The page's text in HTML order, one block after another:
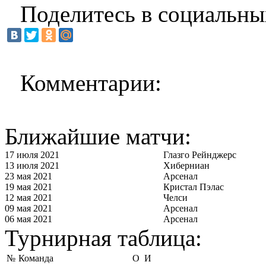
Поделитесь в
Комментарии:
Ближайшие матчи:
17 июля 2021
Глазго Рейнджерс
13 июля 2021
Хиберниан
23 мая 2021
Арсенал
19 мая 2021
Кристал Пэлас
12 мая 2021
Челси
09 мая 2021
Арсенал
06 мая 2021
Арсенал
Турнирная таблица:
№ Команда О И